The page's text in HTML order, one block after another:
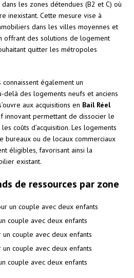
les zones détendues (B2 et C) où
inexistant. Cette mesure vise à
dans les villes moyennes et
offrant des solutions de logement
quitter les métropoles
également un
delà des logements neufs et anciens
aux acquisitions en Bail Réel
innovant permettant de dissocier le
coûts d’acquisition. Les logements
bureaux ou de locaux commerciaux
éligibles, favorisant ainsi la
existant.
de ressources par zone
un couple avec deux enfants
couple avec deux enfants
couple avec deux enfants
couple avec deux enfants
couple avec deux enfants